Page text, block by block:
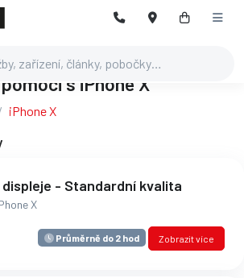
s iPhone X
iPhone X
displeje - Standardní kvalita
X
Průměrně do 2 hod Zobrazit více